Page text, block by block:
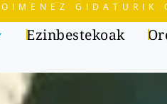
GIDATURIK
Ezinbestekoak